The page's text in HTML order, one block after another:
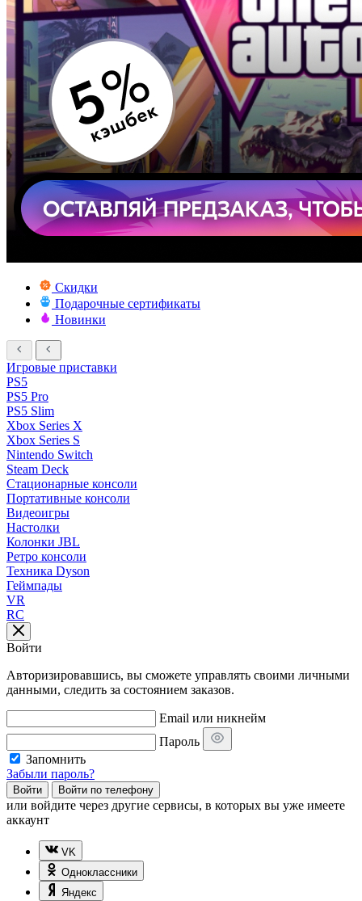
Скидки
Подарочные сертификаты
Новинки
Игровые приставки
PS5
PS5 Pro
PS5 Slim
Xbox Series X
Xbox Series S
Nintendo Switch
Steam Deck
Стационарные консоли
Портативные консоли
Видеоигры
Настолки
Колонки JBL
Ретро консоли
Техника Dyson
Геймпады
VR
RC
Войти
Авторизировавшись, вы сможете управлять своими личными
данными, следить за состоянием заказов.
Email или никнейм
Пароль
Запомнить
Забыли пароль?
Войти Войти по телефону
или войдите через другие сервисы, в которых вы уже имеете
аккаунт
VK
Одноклассники
Яндекс